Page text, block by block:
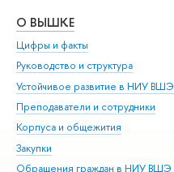
О ВЫШКЕ
Цифры и факты
Руководство и структура
Устойчивое развитие в НИУ ВШЭ
Преподаватели и сотрудники
Корпуса и общежития
Закупки
Обращения граждан в НИУ ВШЭ